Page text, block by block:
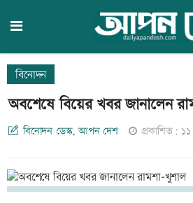
বিনোদন
অবশেষে বিয়ের খবর জানালেন
বিনোদন ডেস্ক, আপন দেশ প্রকাশিত: